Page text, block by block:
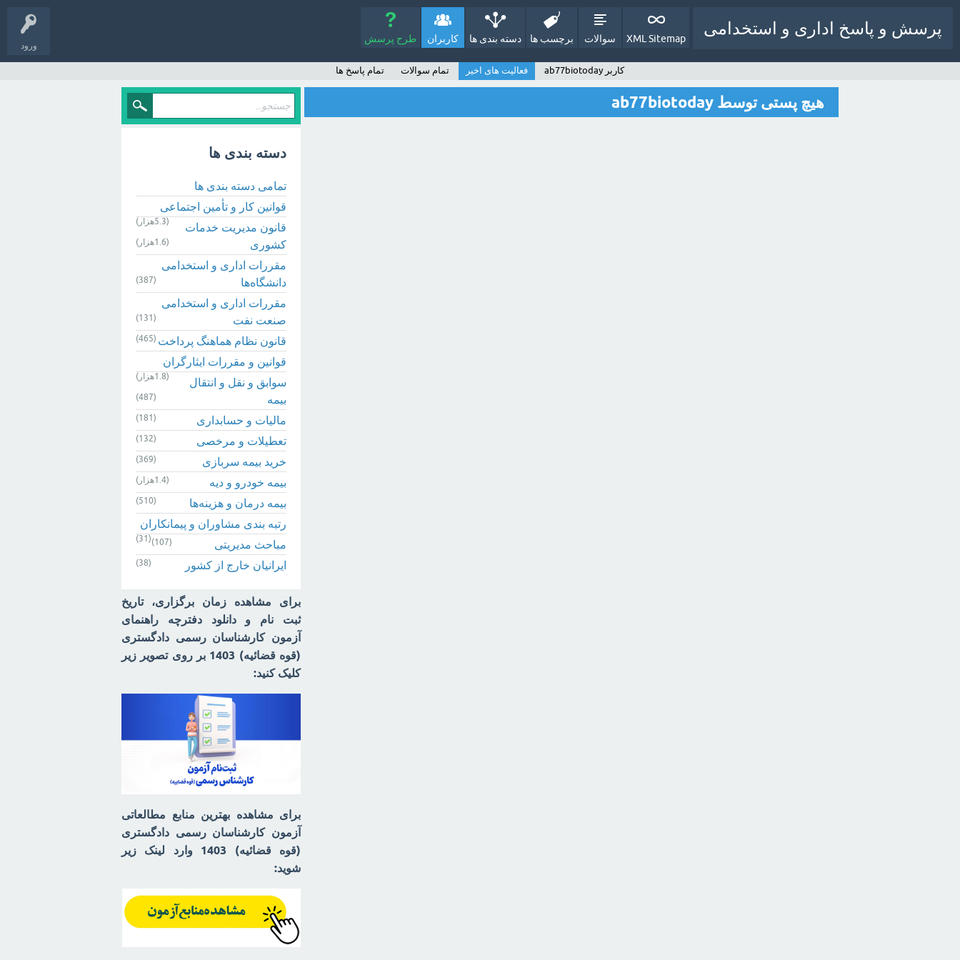
ورود
پرسش و پاسخ اداری و استخدامی
XML Sitemap سوالات برچسب ها دسته بندی ها کاربران طرح پرسش
کاربر ab77biotoday فعالیت های اخیر تمام سوالات تمام پاسخ ها
هیچ پستی توسط ab77biotoday
دسته بندی ها
تمامی دسته بندی ها
قوانین کار و تأمین اجتماعی
(5.3هزار)
قانون مدیریت خدمات
کشوری
(1.6هزار)
مقررات اداری و استخدامی
دانشگاه‌ها
(387)
مقررات اداری و استخدامی
صنعت نفت
(131)
قانون نظام هماهنگ پرداخت (465)
قوانین و مقررات ایثارگران
(1.8هزار)
سوابق و نقل و انتقال
بیمه‌
(487)
مالیات و حسابداری (181)
تعطیلات و مرخصی (132)
خرید بیمه سربازی (369)
بیمه خودرو و دیه (1.4هزار)
بیمه درمان و هزینه‌ها (510)
رتبه بندی مشاوران و پیمانکاران
(31) مباحث مدیریتی (107)
ایرانیان خارج از کشور (38)
برای مشاهده زمان برگزاری، تاریخ
ثبت نام و دانلود دفترچه راهنمای
آزمون کارشناسان رسمی دادگستری
(قوه قضائیه) 1403 بر روی تصویر زیر
کلیک کنید:
برای مشاهده بهترین منابع مطالعاتی
آزمون کارشناسان رسمی دادگستری
(قوه قضائیه) 1403 وارد لینک زیر
شوید: